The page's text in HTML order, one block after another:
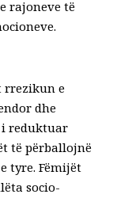
rajoneve të
rrezikun e
dhe
i reduktuar
të përballojnë
tyre. Fëmijët
socio-